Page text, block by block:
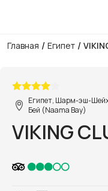
Главная / Египет /
Египет, Шарм-эш-
Бей (Naama Bay)
VIKING